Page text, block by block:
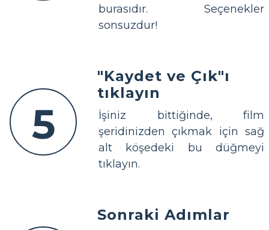
burasıdır. Seçenekler
sonsuzdur!
5
"Kaydet ve Çık"ı
tıklayın
İşiniz bittiğinde, film
şeridinizden çıkmak için sağ
alt köşedeki bu düğmeyi
tıklayın.
Sonraki Adımlar